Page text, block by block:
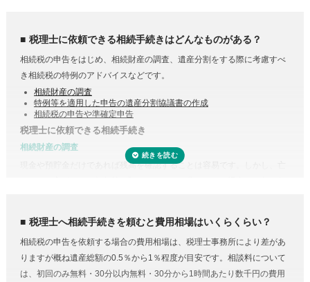
税理士に依頼できる相続手続きはどんなものがある？
相続税の申告をはじめ、相続財産の調査、遺産分割をする際に考慮すべ
き相続税の特例のアドバイスなどです。
相続財産の調査
特例等を適用した申告の遺産分割協議書の作成
相続税の申告や準確定申告
税理士に依頼できる相続手続き
相続財産の調査
現金や預貯金だけであれば残高を確認することは容易です。しかし、亡
また、株式や貴金属、不動産などは評価をする必要があります。また、
とで合わせて収集・管理が可能になり、取り直しや多く取りすぎなどの
手間・無駄が省けます。
税理士へ相続手続きを頼むと費用相場はいくらくらい？
相続税の申告を依頼する場合の費用相場は、税理士事務所により差があ
りますが概ね遺産総額の0.5％から1％程度が目安です。相談料について
は、初回のみ無料・30分以内無料・30分から1時間あたり数千円の費用